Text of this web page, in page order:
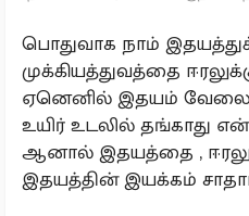
பொதுவாக நாம்
முக்கியத்துவத்தை
ஏனெனில் இதயம் வேலை
உயிர் உடலில் தங்காது
ஆனால் இதயத்தை ,
இதயத்தின் இயக்கம்